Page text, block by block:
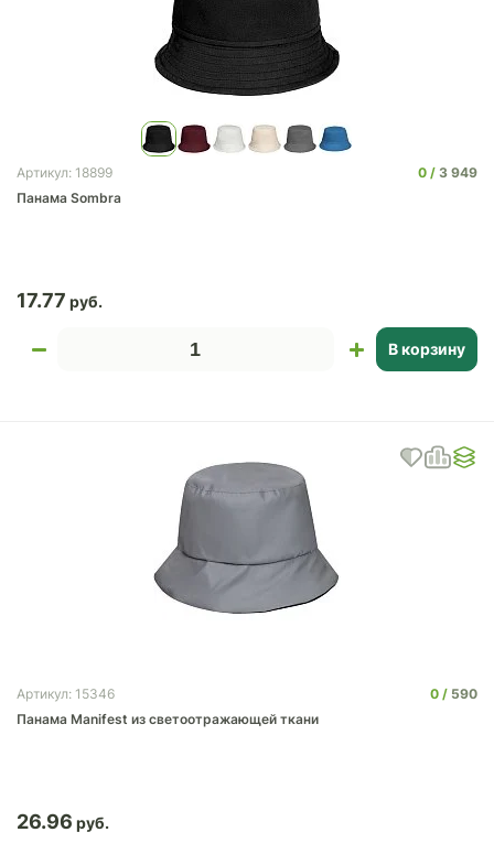
Артикул: 18899 0
3 949
Панама Sombra
17.77
В корзину
Артикул: 15346 0
590
Панама Manifest из светоотражающей ткани
26.96